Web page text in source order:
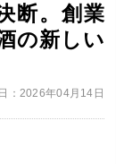
断。創業
の新しい
：2026年04月14日